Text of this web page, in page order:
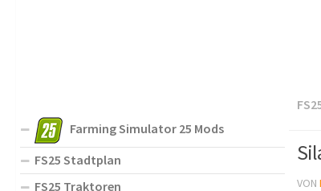
VON
Farming Simulator 25 Mods
FS25 Stadtplan
FS25 Traktoren